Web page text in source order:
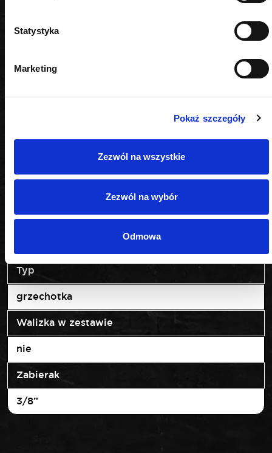
Statystyka
Marketing
Pokaż szczegóły
Zezwól na wszystkie
Zezwól na wybór
Odmowa
3/8"
tak
Prędkość obrotowa (obr./min)
System akumulatorowy
Typ
grzechotka
Walizka w zestawie
nie
Zabierak
3/8”